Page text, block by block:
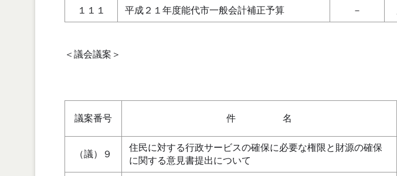
１１１ 平成２１年度能代市一般会計補正予算 －
＜議会議案＞
議案番号 件 名
（議）９
住民に対する行政サービスの確保に必要な権限と財源の確保
に関する意見書提出について